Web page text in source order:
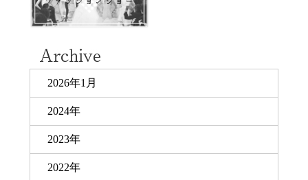
2026年1月
2024年
2023年
2022年